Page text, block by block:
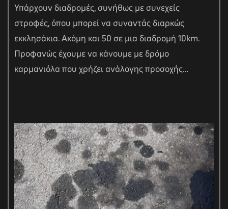
Υπάρχουν διαδρομές, συνήθως με συνεχείς
στροφές, όπου μπορεί να συναντάς διαρκώς
εκκλησάκια. Ακόμη και 50 σε μια διαδρομή 10km.
Προφανώς έχουμε να κάνουμε με δρόμο
καρμανιόλα που χρήζει ανάλογης προσοχής…